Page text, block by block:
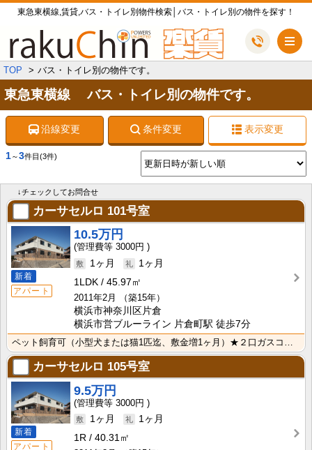
東急東横線,賃貸,バス・トイレ別物件検索│バス・トイレ別の物件を探す！
TOP バス・トイレ別の物件です。
東急東横線 バス・トイレ別の物件です。
沿線変更 条件変更 表示変更
1～3件目 (3件)
↓チェックしてお問合せ
カーサセルロ 101号室
新着
アパート
10.5万円
3000円
1ヶ月
1ヶ月
1LDK
45.97㎡
2011年2月
（築15年）
横浜市神奈川区片倉
横浜市営ブルーライン 片倉町駅 徒歩7分
ペット飼育可（小型犬または猫1匹迄、敷金増1ヶ月）★２口ガスコンロのシステムキッチン、追い炊き機能・･･･
カーサセルロ 105号室
新着
アパート
9.5万円
3000円
1ヶ月
1ヶ月
1R
40.31㎡